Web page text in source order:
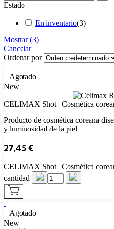
Estado
En inventario(3)
Mostrar(3)
Cancelar
Ordenar por
Agotado
New
CELIMAX Shot | Cosmética
Producto de cosmética coreana
y luminosidad de la piel....
27,45€
CELIMAX Shot | Cosmética
cantidad
Agotado
New